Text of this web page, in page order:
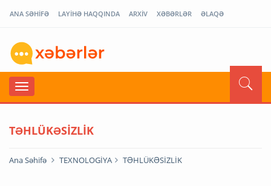
ANA SƏHİFƏ LAYİHƏ HAQQINDA ARXİV XƏBƏRLƏR ƏLAQƏ
TƏHLÜKƏSİZLİK
Ana Səhifə TEXNOLOGİYA TƏHLÜKƏSİZLİK